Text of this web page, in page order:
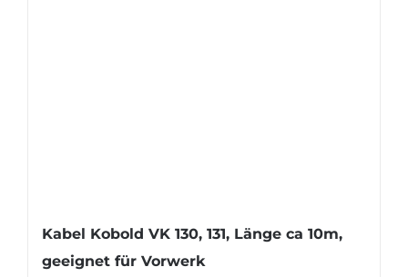
Kabel Kobold VK 130, 131, Länge ca 10m,
geeignet für Vorwerk